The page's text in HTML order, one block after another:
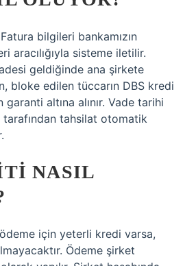
Fatura bilgileri bankamızın
aracılığıyla sisteme iletilir.
geldiğinde ana şirkete
bloke edilen tüccarın DBS kredi
altına alınır. Vade tarihi
tahsilat otomatik
NASIL
için yeterli kredi varsa,
Ödeme şirket